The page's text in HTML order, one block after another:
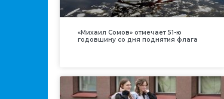
«Михаил Сомов» отмечает 51-ю
годовщину со дня поднятия флага